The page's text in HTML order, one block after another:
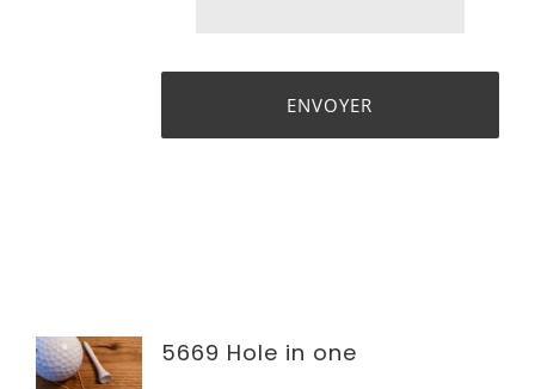
5669 Hole in one